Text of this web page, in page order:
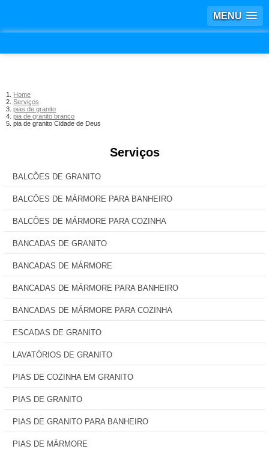
MENU
Home
Serviços
pias de granito
pia de granito branco
pia de granito Cidade de Deus
Serviços
BALCÕES DE GRANITO
BALCÕES DE MÁRMORE PARA BANHEIRO
BALCÕES DE MÁRMORE PARA COZINHA
BANCADAS DE GRANITO
BANCADAS DE MÁRMORE
BANCADAS DE MÁRMORE PARA BANHEIRO
BANCADAS DE MÁRMORE PARA COZINHA
ESCADAS DE GRANITO
LAVATÓRIOS DE GRANITO
PIAS DE COZINHA EM GRANITO
PIAS DE GRANITO
PIAS DE GRANITO PARA BANHEIRO
PIAS DE MÁRMORE